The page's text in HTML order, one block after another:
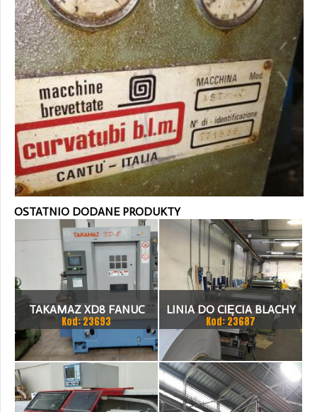
OSTATNIO DODANE PRODUKTY
TAKAMAZ XD8 FANUC
21ITA TOKARKA CNC
Kod: 23693
LINIA DO CIĘCIA BLACHY
1.500 X 1,5 (2,5) MM
Kod: 23687